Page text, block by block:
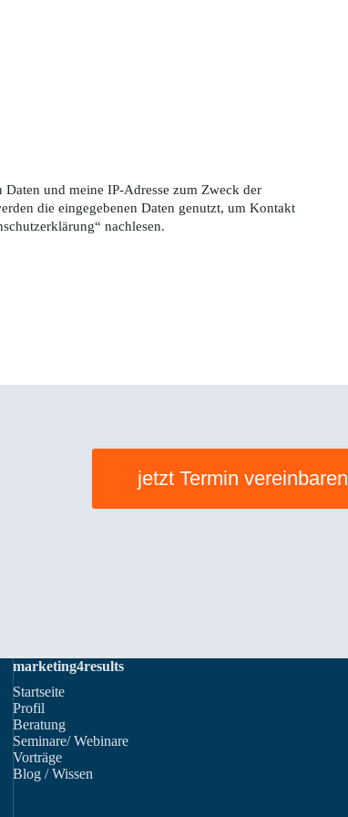
und meine IP-Adresse zum Zweck der
die eingegebenen Daten genutzt, um Kontakt
“ nachlesen.
jetzt Termin vereinbaren
marketing4results
Startseite
Profil
Beratung
Seminare/ Webinare
Vorträge
Blog / Wissen